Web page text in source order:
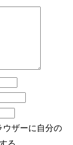
ウザーに自分の